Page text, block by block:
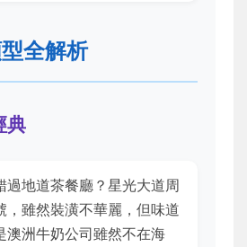
全解析
典
過地道茶餐廳？星光大道周
，雖然裝潢不華麗，但味道
澳洲牛奶公司雖然不在海